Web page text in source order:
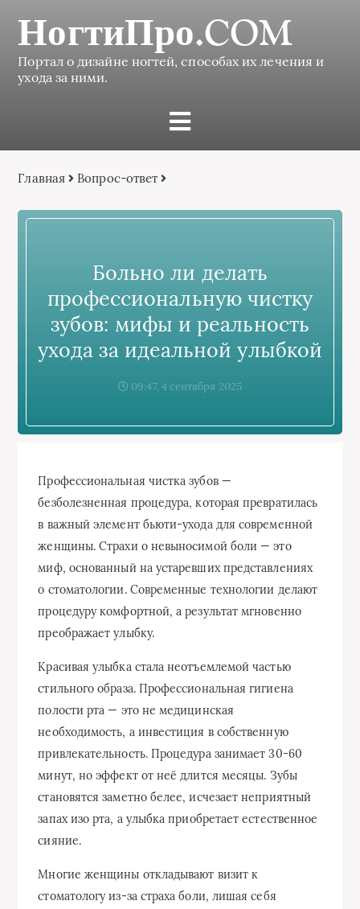
НогтиПро.COM
Портал о дизайне ногтей, способах их лечения и
ухода за ними.
Главная Вопрос-ответ
Больно ли делать
профессиональную чистку
зубов: мифы и реальность
ухода за идеальной улыбкой
09:47, 4 сентября 2025
Профессиональная чистка зубов —
безболезненная процедура, которая превратилась
в важный элемент бьюти-ухода для современной
женщины. Страхи о невыносимой боли — это
миф, основанный на устаревших представлениях
о стоматологии. Современные технологии делают
процедуру комфортной, а результат мгновенно
преображает улыбку.
Красивая улыбка стала неотъемлемой частью
стильного образа. Профессиональная гигиена
полости рта — это не медицинская
необходимость, а инвестиция в собственную
привлекательность. Процедура занимает 30-60
минут, но эффект от неё длится месяцы. Зубы
становятся заметно белее, исчезает неприятный
запах изо рта, а улыбка приобретает естественное
сияние.
Многие женщины откладывают визит к
стоматологу из-за страха боли, лишая себя